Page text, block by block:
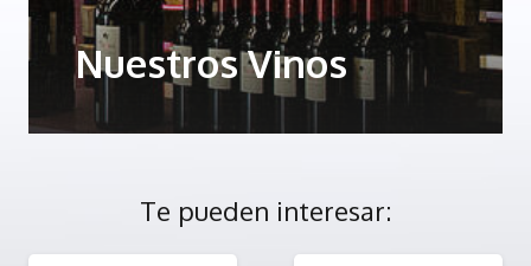
Nuestros Vinos
Te pueden interesar: